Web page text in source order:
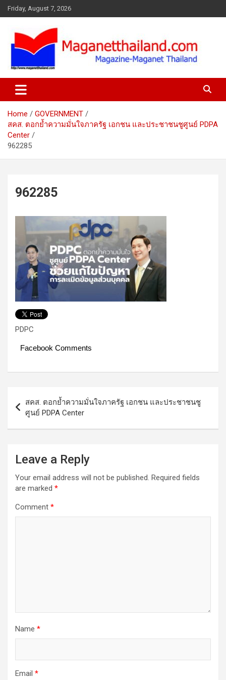
Skip
to
Friday, August 7, 2026
Home
GOVERNMENT
สคส. ตอกย้ำความมั่นใจภาครัฐ เอกชน และประชาชนชูศูนย์ PDPA
Center
962285
962285
PDPC
Facebook Comments
navigation
สคส. ตอกย้ำความมั่นใจภาครัฐ เอกชน และประชาชนชู
ศูนย์ PDPA Center
Leave a Reply
Your email address will not be published. Required fields
are marked *
Comment *
Name *
Email *